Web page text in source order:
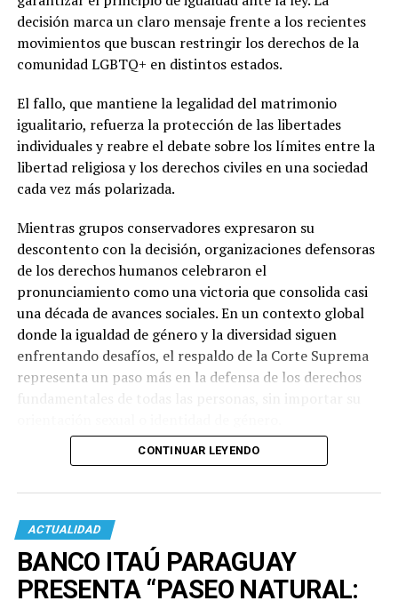
decisión marca un claro mensaje frente a los recientes
movimientos que buscan restringir los derechos de la
comunidad LGBTQ+ en distintos estados.
El fallo, que mantiene la legalidad del matrimonio
igualitario, refuerza la protección de las libertades
individuales y reabre el debate sobre los límites entre la
libertad religiosa y los derechos civiles en una sociedad
cada vez más polarizada.
Mientras grupos conservadores expresaron su
descontento con la decisión, organizaciones defensoras
de los derechos humanos celebraron el
pronunciamiento como una victoria que consolida casi
una década de avances sociales. En un contexto global
donde la igualdad de género y la diversidad siguen
enfrentando desafíos, el respaldo de la Corte Suprema
representa un paso más en la defensa de los derechos
CONTINUAR LEYENDO
ACTUALIDAD
BANCO ITAÚ PARAGUAY
PRESENTA “PASEO NATURAL: